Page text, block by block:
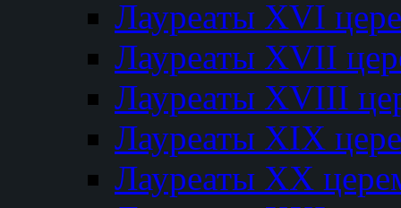
Лауреаты XVI
Лауреаты XVII
Лауреаты XVIII
Лауреаты XIX
Лауреаты XX